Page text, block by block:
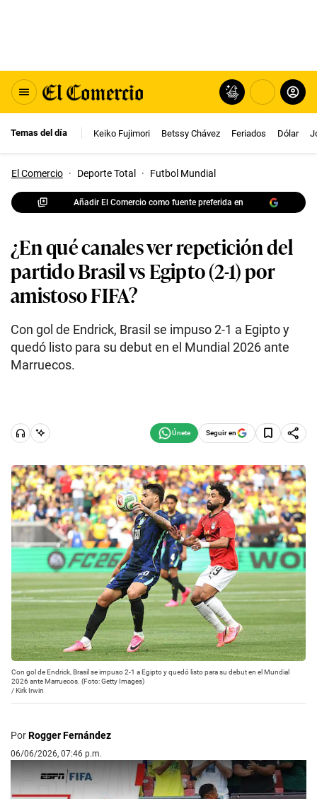
Temas del día Keiko Fujimori Betssy Chávez Feriados Dólar
El Comercio · Deporte Total · Futbol Mundial
Añadir El Comercio como fuente preferida en
¿En qué canales ver repetición del
partido Brasil vs Egipto (2-1) por
amistoso FIFA?
Con gol de Endrick, Brasil se impuso 2-1 a Egipto y
quedó listo para su debut en el Mundial 2026 ante
Marruecos.
Seguir en
Con gol de Endrick, Brasil se impuso 2-1 a Egipto y quedó listo para su debut en el Mundial
2026 ante Marruecos. (Foto: Getty Images)
/Kirk Irwin
PorRogger Fernández
06/06/2026, 07:46 p.m.